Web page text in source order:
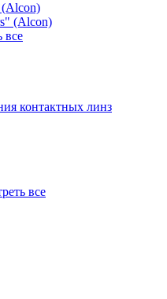
(Alcon)
все
контактных линз
все